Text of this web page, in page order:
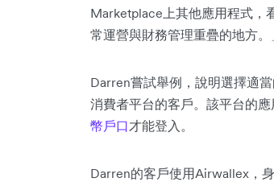
Marketplace上其他應用程式，
常運營與財務管理重疊的地方。
Darren嘗試舉例，說明選擇適
消費者平台的客戶。該平台的
幣戶口才能登入。
Darren的客戶使用Airwallex，